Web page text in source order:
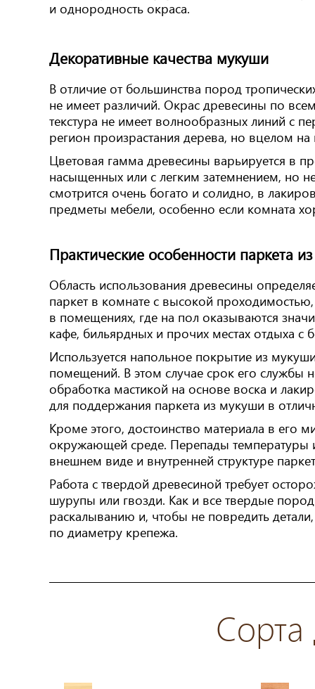
и однородность окраса.
Декоративные качества мукуши
В отличие от большинства пород
не имеет различий. Окрас древесины по
текстура не имеет волнообразных линий с
регион произрастания дерева, но вцелом
Цветовая гамма древесины варьируется в
насыщенных или с легким затемнением, но
смотрится очень богато и солидно, в
предметы мебели, особенно если комната
Практические особенности паркета
Область использования древесины
паркет в комнате с высокой
в помещениях, где на пол оказываются
кафе, бильярдных и прочих местах отдыха
Используется напольное покрытие из
помещений. В этом случае срок его службы
обработка мастикой на основе воска и
для поддержания паркета из мукуши в
Кроме этого, достоинство материала в его
окружающей среде. Перепады температуры
внешнем виде и внутренней структуре
Работа с твердой древесиной требует
шурупы или гвозди. Как и все твердые
раскалыванию и, чтобы не повредить
по диаметру крепежа.